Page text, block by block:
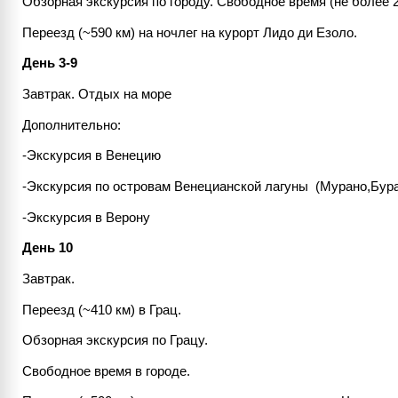
Переезд (~590 км) на ночлег на курорт Лидо ди Езоло.
День 3-9
Завтрак. Отдых на море
Дополнительно:
-Экскурсия в Венецию
-Экскурсия по островам Венецианской лагуны
-Экскурсия в Верону
День 10
Завтрак.
Переезд (~410 км) в Грац.
Обзорная экскурсия по Грацу.
Свободное время в городе.​​​​​​​